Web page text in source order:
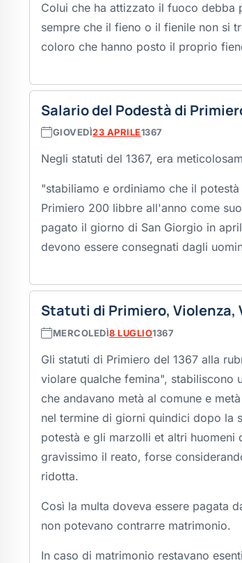
Colui che ha attizzato il fuoco debba
sempre che il fieno o il fienile non si
coloro che hanno posto il proprio
Salario del Podestà di
GIOVEDÌ23 APRILE1367
Negli statuti del 1367, era
"stabiliamo e ordiniamo che il
Primiero 200 libbre all'anno come
pagato il giorno di San Giorgio in
devono essere consegnati dagli
Statuti di Primiero, Violenza,
MERCOLEDÌ8 LUGLIO1367
Gli statuti di Primiero del 1367 alla
violare qualche femina", stabiliscono
che andavano metà al comune e
nel termine di giorni quindici dopo la
potestà e gli marzolli et altri huomeni
gravissimo il reato, forse
ridotta.
Così la multa doveva essere pagata
non potevano contrarre matrimonio.
In caso di matrimonio restavano